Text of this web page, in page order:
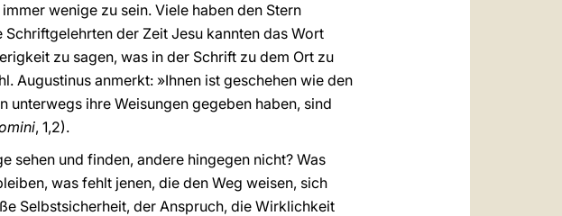
wenige zu sein. Viele haben den Stern
der Zeit Jesu kannten das Wort
zu sagen, was in der Schrift zu dem Ort zu
Augustinus anmerkt: »Ihnen ist geschehen wie den
unterwegs ihre Weisungen gegeben haben, sind
, 1,2).
sehen und finden, andere hingegen nicht? Was
was fehlt jenen, die den Weg weisen, sich
Selbstsicherheit, der Anspruch, die Wirklichkeit